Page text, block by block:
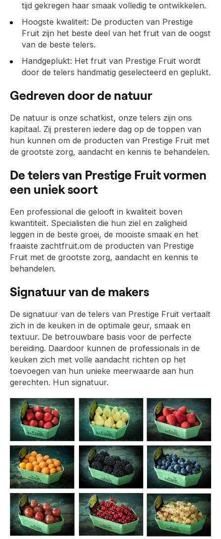
tijd gekregen haar smaak volledig te ontwikkelen.
Hoogste kwaliteit: De producten van Prestige
Fruit zijn het beste deel van het fruit van de oogst
van de beste telers.
Handgeplukt: Het fruit van Prestige Fruit wordt
door de telers handmatig geselecteerd en geplukt.
Gedreven door de natuur
De natuur is onze schatkist, onze telers zijn ons
kapitaal. Zij presteren iedere dag op de toppen van
hun kunnen om de producten van Prestige Fruit met
de grootste zorg, aandacht en kennis te behandelen.
De telers van Prestige Fruit vormen
een uniek soort
Een professional die gelooft in kwaliteit boven
kwantiteit. Specialisten die hun ziel en zaligheid
leggen in de beste groei, de mooiste smaak en het
fraaiste zachtfruit.om de producten van Prestige
Fruit met de grootste zorg, aandacht en kennis te
behandelen.
Signatuur van de makers
De signatuur van de telers van Prestige Fruit vertaalt
zich in de keuken in de optimale geur, smaak en
textuur. De betrouwbare basis voor de perfecte
bereiding. Daardoor kunnen de professionals in de
keuken zich met volle aandacht richten op het
toevoegen van hun unieke meerwaarde aan hun
gerechten. Hun signatuur.